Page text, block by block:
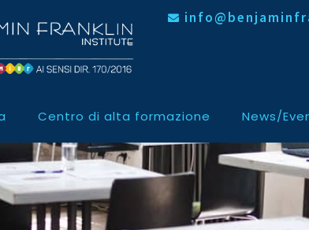
Centro di alta formazione News/